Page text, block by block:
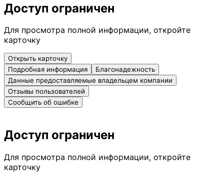
Доступ ограничен
Для просмотра полной информации, откройте
карточку
Открыть карточку
Подробная информация
Благонадежность
Данные предоставляемые владельцем компании
Отзывы пользователей
Сообщить об ошибке
Доступ ограничен
Для просмотра полной информации, откройте
карточку